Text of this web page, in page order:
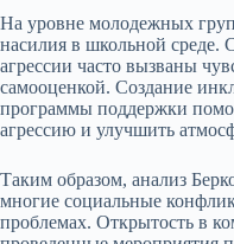
На уровне молодежных
насилия в школьной среде.
агрессии часто вызваны
самооценкой. Создание
программы поддержки
агрессию и улучшить
Таким образом, анализ
многие социальные
проблемах. Открытость в